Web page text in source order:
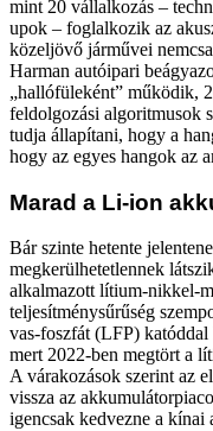
mint 20 vállalkozás –
upok – foglalkozik az
közeljövő járművei
Harman autóipari
„hallófüleként” működik,
feldolgozási algoritmusok
tudja állapítani, hogy a
hogy az egyes hangok az
Marad a Li-ion
Bár szinte hetente
megkerülhetetlennek
alkalmazott lítium-nikkel-
teljesítménysűrűség
vas-foszfát (LFP)
mert 2022-ben megtört a
A várakozások szerint az
vissza az
igencsak kedvezne a kínai